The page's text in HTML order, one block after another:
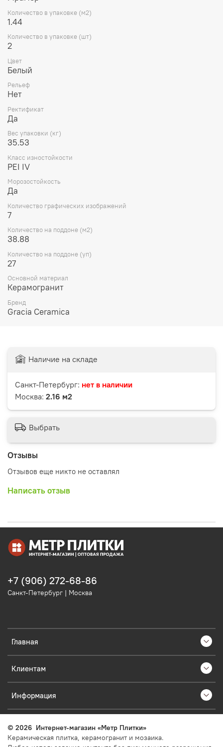
Количество в упаковке (м2)
1.44
Количество в упаковке (шт)
2
Цвет
Белый
Рельеф
Нет
Ректификат
Да
Вес упаковки (кг)
35.53
Класс изностойкости
PEI IV
Морозостойкость
Да
Количество графических изображений
7
Количество на поддоне (м2)
38.88
Количество на поддоне (уп)
27
Основной материал
Керамогранит
Бренд
Gracia Ceramica
Отзывы
Отзывов еще никто не оставлял
Написать отзыв
Наличие на складе
Санкт-Петербург: нет в наличии
Москва: 2.16 м2
Выбрать
Главная
Клиентам
Информация
+7 (906) 272-68-86
Санкт-Петербург | Москва
© 2026 Интернет-магазин «Метр Плитки»
Керамическая плитка, керамогранит и мозаика.